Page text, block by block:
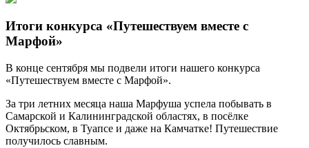
Итоги конкурса «Путешествуем вместе с
Марфой»
В конце сентября мы подвели итоги нашего конкурса
«Путешествуем вместе с Марфой».
За три летних месяца наша Марфуша успела побывать в
Самарской и Калининградской областях, в посёлке
Октябрьском, в Туапсе и даже на Камчатке! Путешествие
получилось славным.